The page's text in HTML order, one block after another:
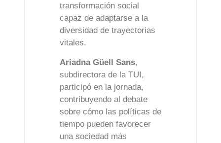
transformación social
capaz de adaptarse a la
diversidad de trayectorias
vitales.
Ariadna Güell Sans,
subdirectora de la TUI,
participó en la jornada,
contribuyendo al debate
sobre cómo las políticas de
tiempo pueden favorecer
una sociedad más